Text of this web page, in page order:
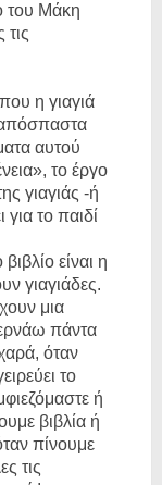
του Μάκη
η γιαγιά
αυτού
το έργο
γιαγιάς -ή
το παιδί
είναι η
γιαγιάδες.
μια
πάντα
όταν
το
ή
βιβλία ή
πίνουμε
τις